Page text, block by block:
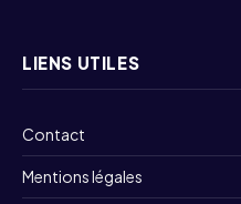
LIENS UTILES
Contact
Mentions légales